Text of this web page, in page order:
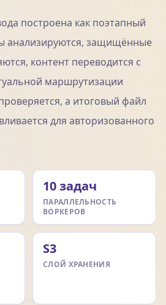
построена как поэтапный
анализируются, защищённые
контент переводится с
маршрутизации
а итоговый файл
для авторизованного
10 задач
ПАРАЛЛЕЛЬНОСТЬ
ВОРКЕРОВ
S3
СЛОЙ ХРАНЕНИЯ